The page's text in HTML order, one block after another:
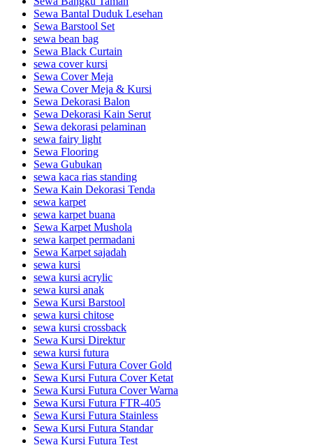
Sewa Bantal Duduk Lesehan
Sewa Barstool Set
sewa bean bag
Sewa Black Curtain
sewa cover kursi
Sewa Cover Meja
Sewa Cover Meja & Kursi
Sewa Dekorasi Balon
Sewa Dekorasi Kain Serut
Sewa dekorasi pelaminan
sewa fairy light
Sewa Flooring
Sewa Gubukan
sewa kaca rias standing
Sewa Kain Dekorasi Tenda
sewa karpet
sewa karpet buana
Sewa Karpet Mushola
sewa karpet permadani
Sewa Karpet sajadah
sewa kursi
sewa kursi acrylic
sewa kursi anak
Sewa Kursi Barstool
sewa kursi chitose
sewa kursi crossback
Sewa Kursi Direktur
sewa kursi futura
Sewa Kursi Futura Cover Gold
Sewa Kursi Futura Cover Ketat
Sewa Kursi Futura Cover Warna
Sewa Kursi Futura FTR-405
Sewa Kursi Futura Stainless
Sewa Kursi Futura Standar
Sewa Kursi Futura Test